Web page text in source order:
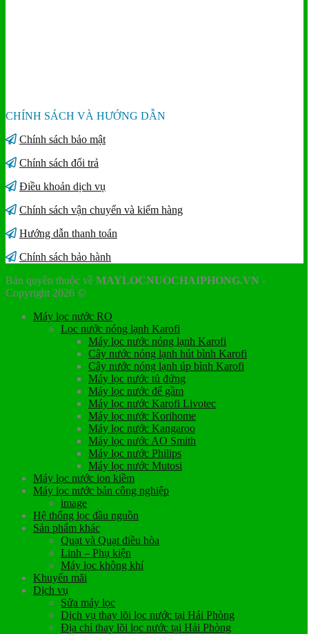
CHÍNH SÁCH VÀ HƯỚNG DẪN
Chính sách bảo mật
Chính sách đổi trả
Điều khoản dịch vụ
Chính sách vận chuyển và kiểm hàng
Hướng dẫn thanh toán
Chính sách bảo hành
Bản quyền thuộc về MAYLOCNUOCHAIPHONG.VN -
Copyright 2026 ©
Máy lọc nước RO
Lọc nước nóng lạnh Karofi
Máy lọc nước nóng lạnh Karofi
Cây nước nóng lạnh hút bình Karofi
Cây nước nóng lạnh úp bình Karofi
Máy lọc nước tủ đứng
Máy lọc nước để gầm
Máy lọc nước Karofi Livotec
Máy lọc nước Korihome
Máy lọc nước Kangaroo
Máy lọc nước AO Smith
Máy lọc nước Philips
Máy lọc nước Mutosi
Máy lọc nước ion kiềm
Máy lọc nước bán công nghiệp
image
Hệ thống lọc đầu nguồn
Sản phẩm khác
Quạt và Quạt điều hòa
Linh – Phụ kiện
Máy lọc không khí
Khuyến mãi
Dịch vụ
Sửa máy lọc
Dịch vụ thay lõi lọc nước tại Hải Phòng
Địa chỉ thay lõi lọc nước tại Hải Phòng